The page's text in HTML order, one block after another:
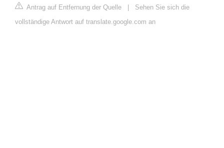
Antrag auf Entfernung der Quelle
Sehen Sie sich die
vollständige Antwort auf translate.google.com an